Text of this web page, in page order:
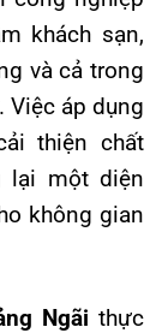
khách sạn,
và cả trong
Việc áp dụng
thiện chất
lại một diện
không gian
Ngãi thực